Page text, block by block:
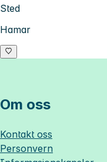
Sted
Hamar
Om oss
Kontakt oss
Personvern